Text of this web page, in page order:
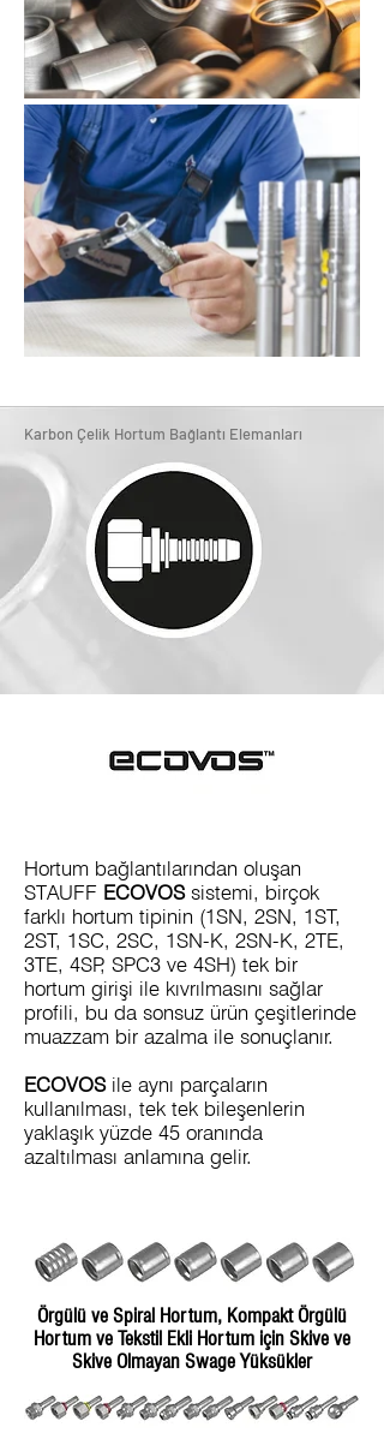
Karbon Çelik Hortum Bağlantı Elemanları
Hortum bağlantılarından oluşan
STAUFF ECOVOSsistemi, birçok
farklı hortum tipinin (1SN, 2SN, 1ST,
2ST, 1SC, 2SC, 1SN-K, 2SN-K, 2TE,
3TE, 4SP, SPC3 ve 4SH) tek bir
hortum girişi ile kıvrılmasını sağlar
profili, bu da sonsuz ürün çeşitlerinde
muazzam bir azalma ile sonuçlanır.
ECOVOSile aynı parçaların
kullanılması, tek tek bileşenlerin
yaklaşık yüzde 45 oranında
azaltılması anlamına gelir.
Örgülü ve Spiral Hortum, Kompakt Örgülü
Hortum ve Tekstil Ekli Hortum için Skive ve
Skive Olmayan Swage Yüksükler